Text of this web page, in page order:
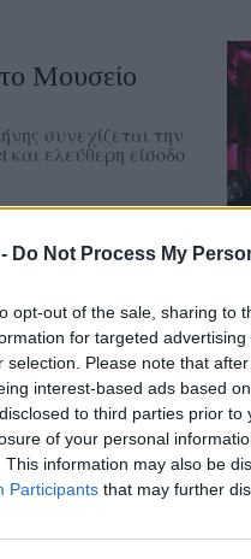
Do Not Process My
opt-out of the sale, sharing to
for targeted
selection. Please note that
interest-based ads based
to third parties prior
of your personal
This information may also be
Participants that may further
Μουσείο
συνεχίζεται την
ελεύθερη είσοδο
με τον Πάνο
των ’90s και έντονο
τις δημόσιες